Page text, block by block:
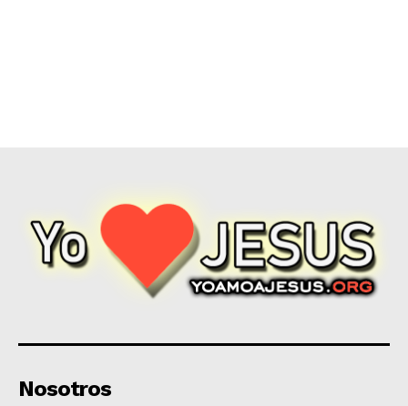
Nosotros